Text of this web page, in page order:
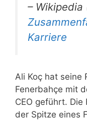
– Wikipedia
Karriere
Ali Koç hat seine
Fenerbahçe mit
CEO geführt.
der Spitze eines